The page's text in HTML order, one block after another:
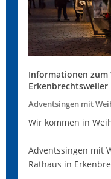
Informationen zum
Erkenbrechtsweiler
Adventsingen mit
Wir kommen in
Adventssingen mit
Rathaus in